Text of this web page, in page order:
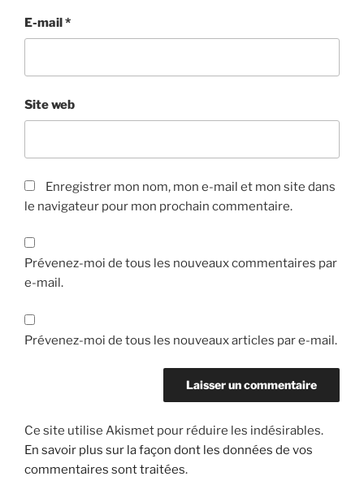
E-mail*
Site web
Enregistrer mon nom, mon e-mail et mon site dans
le navigateur pour mon prochain commentaire.
Prévenez-moi de tous les nouveaux commentaires par
e-mail.
Prévenez-moi de tous les nouveaux articles par e-mail.
Ce site utilise Akismet pour réduire les indésirables.
En savoir plus sur la façon dont les données de vos
commentaires sont traitées.